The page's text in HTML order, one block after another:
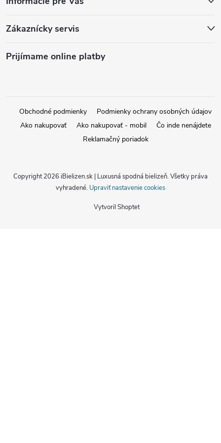
Zákaznícky servis
Prijímame online platby
Obchodné podmienky
Podmienky ochrany osobných údajov
Ako nakupovať
Ako nakupovať - mobil
Čo inde nenájdete
Reklamačný poriadok
Vytvoril Shoptet
Copyright 2026 iBielizen.sk | Luxusná spodná bielizeň. Všetky práva
vyhradené. Upraviť nastavenie cookies